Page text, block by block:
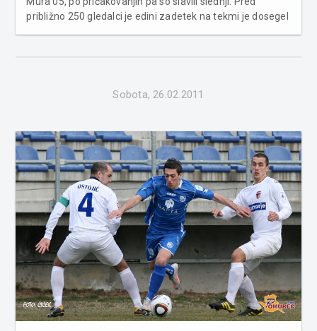
približno 250 gledalci je edini zadetek na tekmi je dosegel
Sobota, 26.02.2011